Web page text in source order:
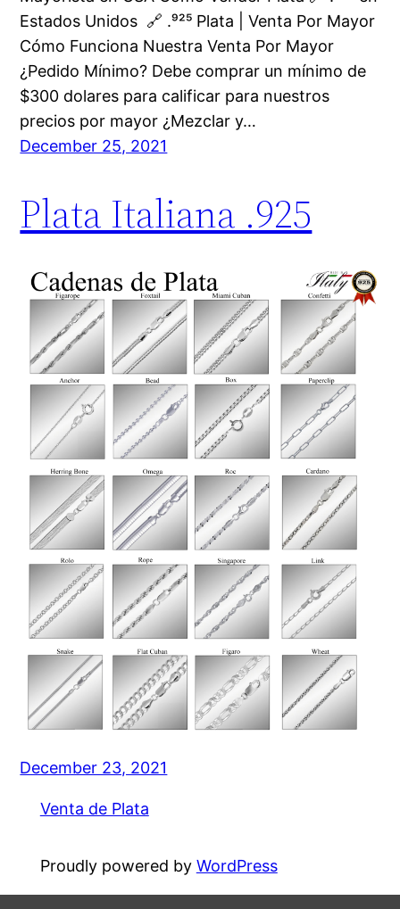
Estados Unidos 🔗 .⁹²⁵ Plata | Venta Por Mayor
Cómo Funciona Nuestra Venta Por Mayor
¿Pedido Mínimo? Debe comprar un mínimo de
$300 dolares para calificar para nuestros
precios por mayor ¿Mezclar y…
December 25, 2021
Plata Italiana .925
December 23, 2021
Venta de Plata
Proudly powered by WordPress